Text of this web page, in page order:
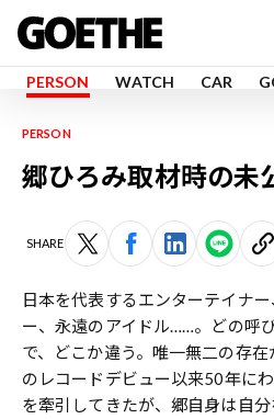
PERSON WATCH CAR
PERSON
郷ひろみ取材時の未
SHARE
日本を代表するエンターテイナ
ー、永遠のアイドル……。どの呼
で、どこか違う。唯一無二の存
のレコードデビュー以来50年に
を牽引してきたが、郷自身は自